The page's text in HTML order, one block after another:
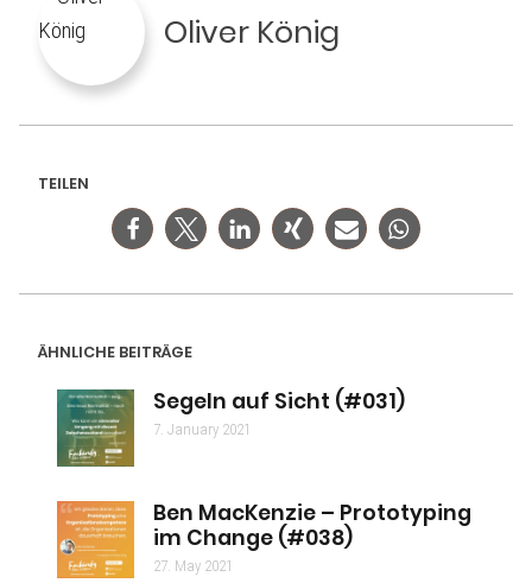
Oliver König
TEILEN
ÄHNLICHE BEITRÄGE
Segeln auf Sicht (#031)
7. January 2021
Ben MacKenzie – Prototyping
im Change (#038)
27. May 2021